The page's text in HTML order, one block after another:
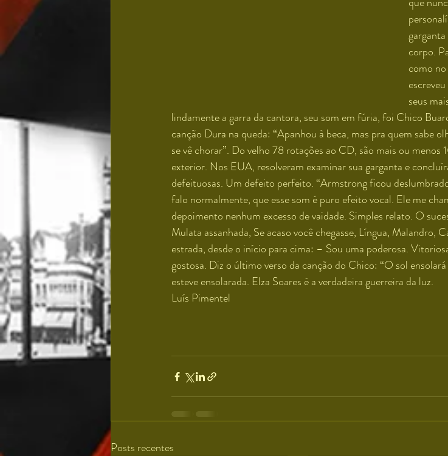
corpo.
como
seus
lindamente a garra da cantora, seu som em fúria, foi Chico
canção Dura na queda: “Apanhou à beca, mas pra quem sabe
se vê chorar”. Do velho 78 rotações ao CD, são mais ou menos
exterior. Nos EUA, resolveram examinar sua garganta e
defeituosas. Um defeito perfeito. “Armstrong ficou
falo normalmente, que esse som é puro efeito vocal. Ele me
depoimento nenhum excesso de vaidade. Simples relato. O
Mulata assanhada, Se acaso você chegasse, Língua, Malandro,
estrada, desde o início para cima: – Sou uma poderosa.
gostosa. Diz o último verso da canção do Chico: “O sol
esteve ensolarada. Elza Soares é a verdadeira guerreira da luz.
Luís Pimentel
Posts recentes